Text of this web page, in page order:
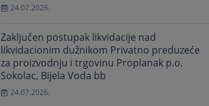
24.07.2026.
Zaključen postupak likvidacije nad
likvidacionim dužnikom Privatno preduzeće
za proizvodnju i trgovinu Proplanak p.o.
Sokolac, Bijela Voda bb
24.07.2026.